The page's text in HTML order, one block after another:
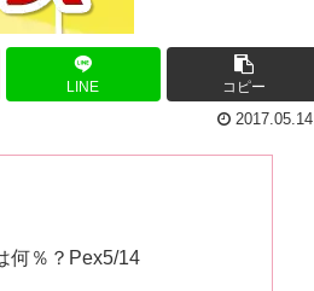
LINE
コピー
2017.05.14
何％？Pex5/14